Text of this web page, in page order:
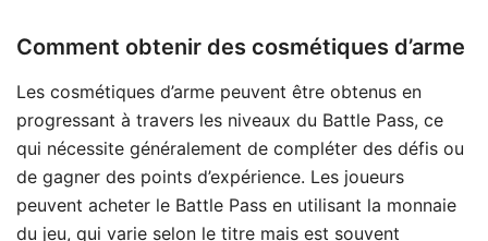
Comment obtenir des cosmétiques d’arme
Les cosmétiques d’arme peuvent être obtenus en
progressant à travers les niveaux du Battle Pass, ce
qui nécessite généralement de compléter des défis ou
de gagner des points d’expérience. Les joueurs
peuvent acheter le Battle Pass en utilisant la monnaie
du jeu, qui varie selon le titre mais est souvent